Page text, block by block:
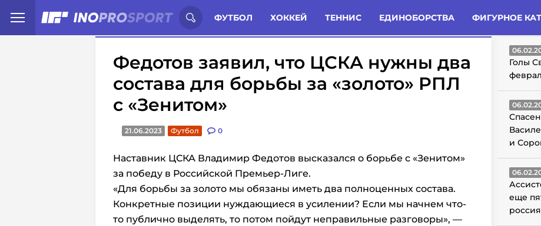
ФУТБОЛ ХОККЕЙ ТЕННИС ЕДИНОБОРСТВА ФИГУРНОЕ
Иностранцы о спорте России: Статьи Комменты Новости
Федотов заявил, что ЦСКА нужны два
состава для борьбы за «золото» РПЛ
с «Зенитом»
21.06.2023 Футбол 0
Наставник ЦСКА Владимир Федотов высказался о борьбе с «Зенитом»
за победу в Российской Премьер-Лиге.
«Для борьбы за золото мы обязаны иметь два полноценных состава.
Конкретные позиции нуждающиеся в усилении? Если мы начнем что-
то публично выделять, то потом пойдут неправильные разговоры», —
Голы
и
еще